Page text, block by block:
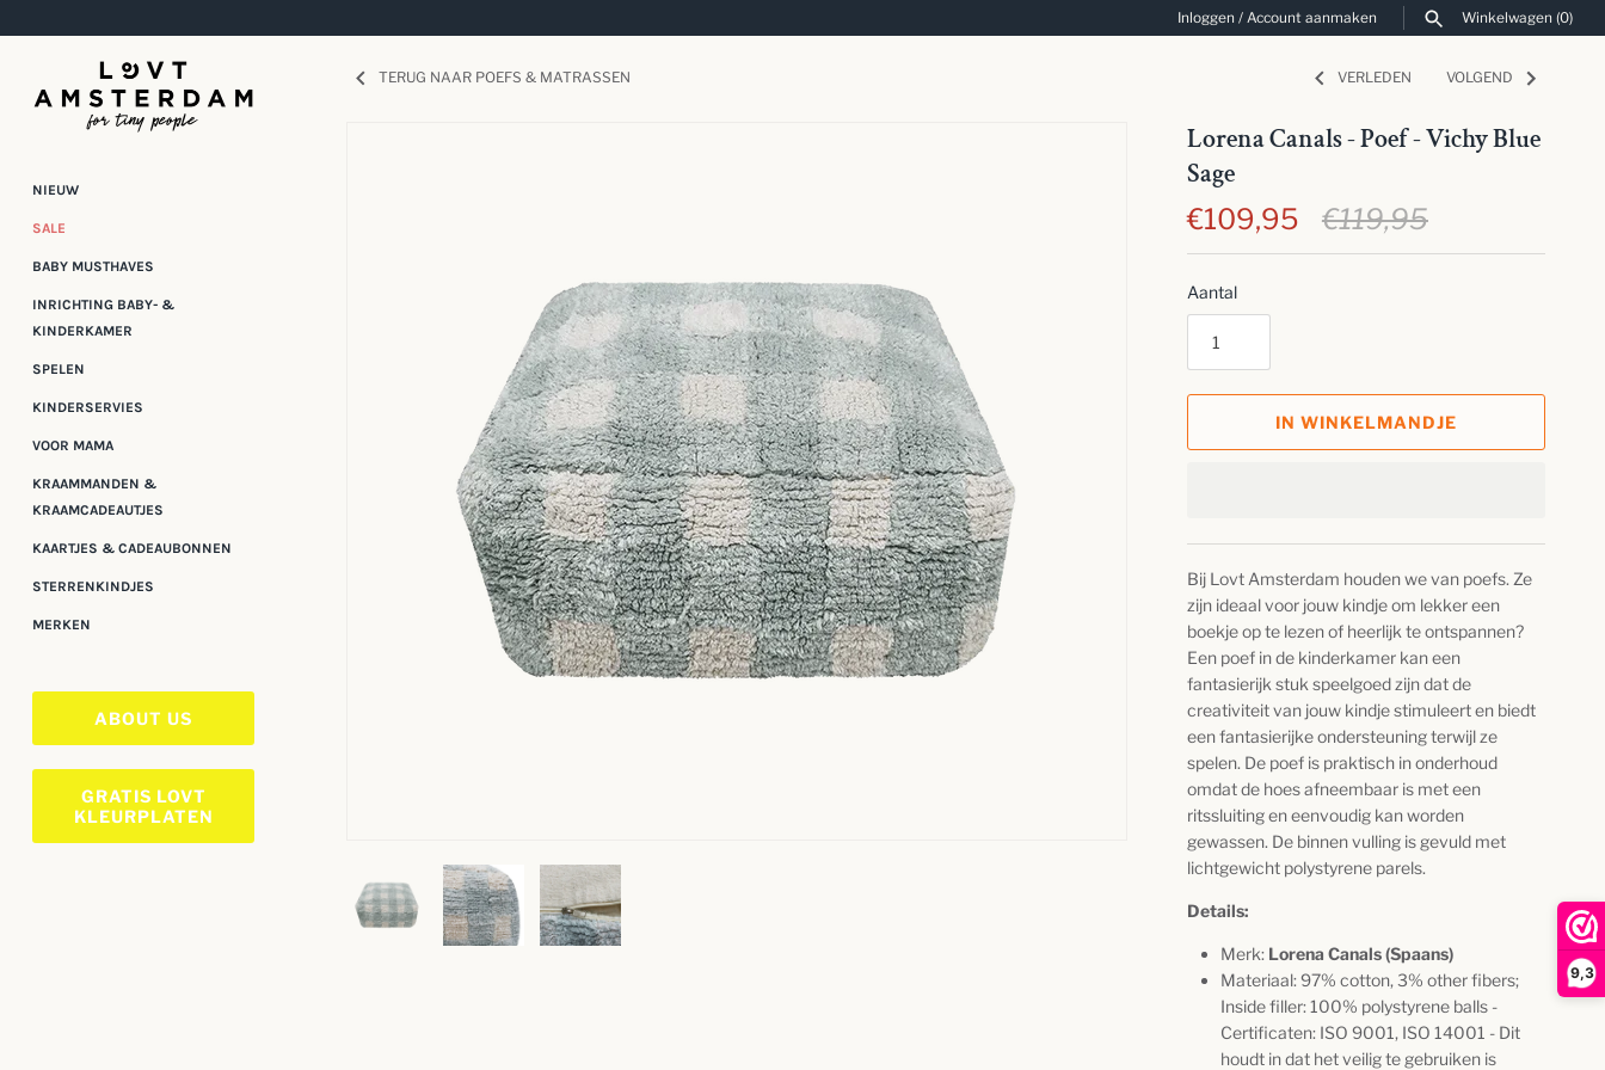
9,3
naar
content
Inloggen / Account aanmaken Winkelwagen (0)
NIEUW
SALE
BABY MUSTHAVES
INRICHTING BABY- &
KINDERKAMER
SPELEN
KINDERSERVIES
VOOR MAMA
KRAAMMANDEN &
KRAAMCADEAUTJES
KAARTJES & CADEAUBONNEN
STERRENKINDJES
MERKEN
ABOUT US
GRATIS LOVT
KLEURPLATEN
TERUG NAAR POEFS & MATRASSEN VERLEDEN VOLGEND
Lorena Canals - Poef - Vichy Blue
Sage
€109,95
€119,95
Aantal
IN WINKELMANDJE
Bij Lovt Amsterdam houden we van poefs. Ze
zijn ideaal voor jouw kindje om lekker een
boekje op te lezen of heerlijk te ontspannen?
Een poef in de kinderkamer kan een
fantasierijk stuk speelgoed zijn dat de
creativiteit van jouw kindje stimuleert en biedt
een fantasierijke ondersteuning terwijl ze
spelen. De poef is praktisch in onderhoud
omdat de hoes afneembaar is met een
ritssluiting en eenvoudig kan worden
gewassen. De binnen vulling is gevuld met
lichtgewicht polystyrene parels.
Details:
Merk: Lorena Canals (Spaans)
Materiaal: 97% cotton, 3% other fibers;
Inside filler: 100% polystyrene balls -
Certificaten: ISO 9001, ISO 14001 - Dit
houdt in dat het veilig te gebruiken is